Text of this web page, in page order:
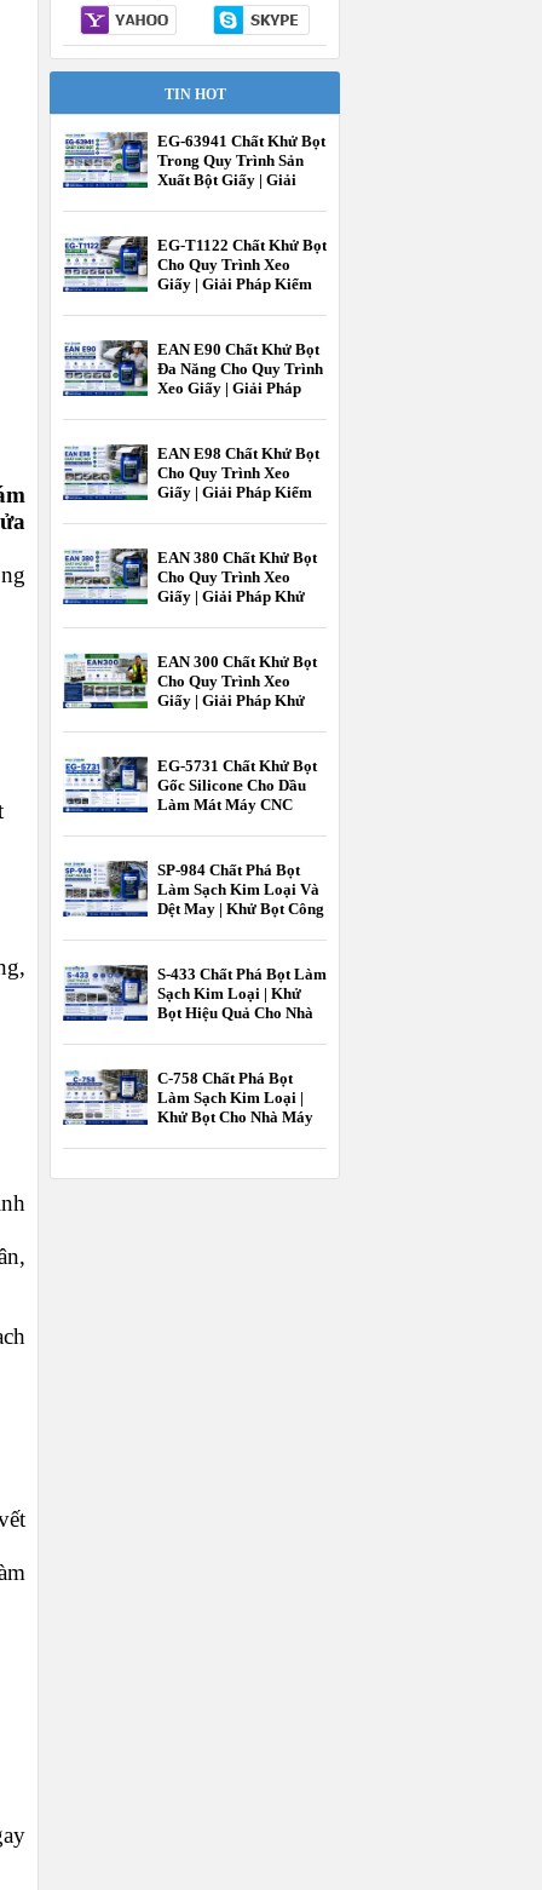
TIN HOT
EG-63941 Chất Khử Bọt
Trong Quy Trình Sản
Xuất Bột Giấy | Giải
EG-T1122 Chất Khử Bọt
Cho Quy Trình Xeo
Giấy | Giải Pháp Kiểm
EAN E90 Chất Khử Bọt
Đa Năng Cho Quy Trình
Xeo Giấy | Giải Pháp
EAN E98 Chất Khử Bọt
Cho Quy Trình Xeo
Giấy | Giải Pháp Kiểm
EcooneChem
EAN 380 Chất Khử Bọt
Cho Quy Trình Xeo
Giấy | Giải Pháp Khử
Giấy | Ecoone Chem
EAN 300 Chất Khử Bọt
Cho Quy Trình Xeo
Giấy | Giải Pháp Khử
EG-5731 Chất Khử Bọt
Gốc Silicone Cho Dầu
Làm Mát Máy CNC
SP-984 Chất Phá Bọt
Làm Sạch Kim Loại Và
Dệt May | Khử Bọt Công
S-433 Chất Phá Bọt Làm
Sạch Kim Loại | Khử
Bọt Hiệu Quả Cho Nhà
C-758 Chất Phá Bọt
Làm Sạch Kim Loại |
Khử Bọt Cho Nhà Máy